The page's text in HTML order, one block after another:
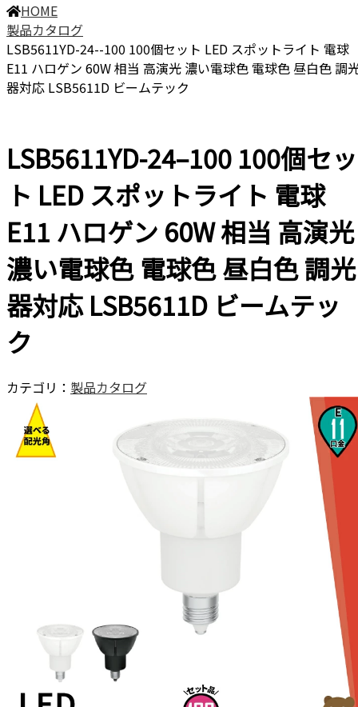
HOME
製品カタログ
LSB5611YD-24--100 100個セット LED スポットライト 電球
E11 ハロゲン 60W 相当 高演光 濃い電球色 電球色 昼白色 調
器対応 LSB5611D ビームテック
LSB5611YD-24–100 100個セッ
ト LED スポットライト 電球
E11 ハロゲン 60W 相当 高演光
濃い電球色 電球色 昼白色 調光
器対応 LSB5611D ビームテッ
ク
カテゴリ： 製品カタログ